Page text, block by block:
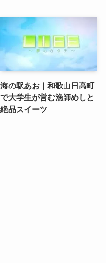
海の駅あお｜和歌山日高町
で大学生が営む漁師めしと
絶品スイーツ